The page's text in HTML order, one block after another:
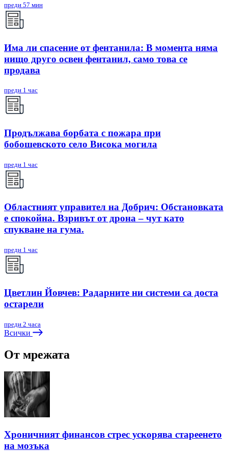
преди 57 мин
Има ли спасение от фентанила: В момента няма
нищо друго освен фентанил, само това се
продава
преди 1 час
Продължава борбата с пожара при
бобошевското село Висока могила
преди 1 час
Областният управител на Добрич: Обстановката
е спокойна. Взривът от дрона – чут като
спукване на гума.
преди 1 час
Цветлин Йовчев: Радарните ни системи са доста
остарели
преди 2 часа
Всички
От мрежата
Хроничният финансов стрес ускорява стареенето
на мозъка